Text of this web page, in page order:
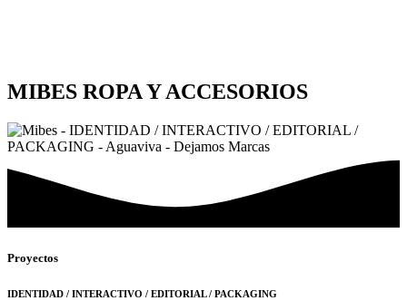
MIBES ROPA Y ACCESORIOS
Proyectos
IDENTIDAD / INTERACTIVO / EDITORIAL / PACKAGING